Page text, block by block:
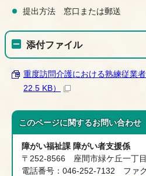
提出方法 窓口または郵送
添付ファイル
重度訪問介護における熟練従業
22.5 KB）
このページに関するお問い合わせ
障がい福祉課 障がい者支援係
〒252-8566 座間市緑ケ丘一丁
電話番号：046-252-7132 ファ